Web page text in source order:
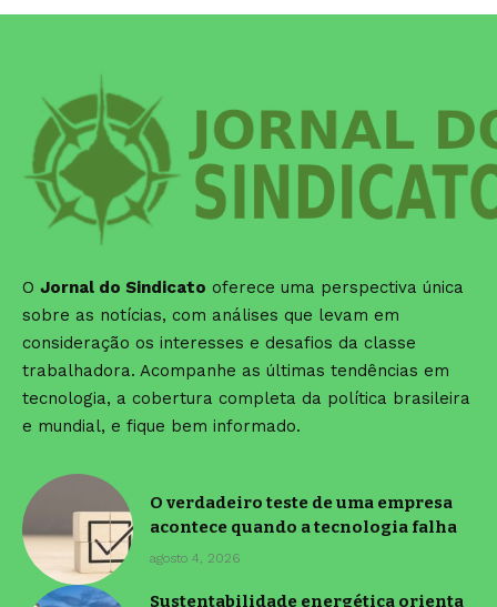
O Jornal do Sindicato oferece uma perspectiva única
sobre as notícias, com análises que levam em
consideração os interesses e desafios da classe
trabalhadora. Acompanhe as últimas tendências em
tecnologia, a cobertura completa da política brasileira
e mundial, e fique bem informado.
O verdadeiro teste de uma empresa
acontece quando a tecnologia falha
agosto 4, 2026
Sustentabilidade energética orienta